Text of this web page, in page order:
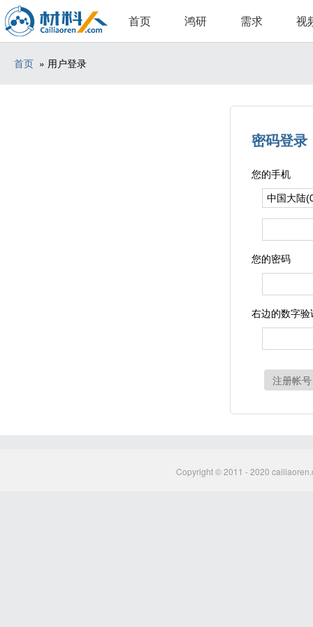
首页 鸿研 需求 视
首页 » 用户登录
密码登录
您的手机
您的密码
右边的数字验
注册帐号
Copyright © 2011 - 2020